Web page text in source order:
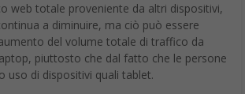
web totale proveniente da altri dispositivi,
a diminuire, ma ciò può essere
del volume totale di traffico da
piuttosto che dal fatto che le persone
uso di dispositivi quali tablet.